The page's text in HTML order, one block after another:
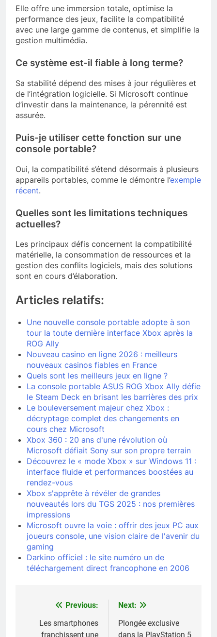
Elle offre une immersion totale, optimise la
performance des jeux, facilite la compatibilité
avec une large gamme de contenus, et simplifie la
gestion multimédia.
Ce système est-il fiable à long terme?
Sa stabilité dépend des mises à jour régulières et
de l’intégration logicielle. Si Microsoft continue
d’investir dans la maintenance, la pérennité est
assurée.
Puis-je utiliser cette fonction sur une
console portable?
Oui, la compatibilité s’étend désormais à plusieurs
appareils portables, comme le démontre l’exemple
récent.
Quelles sont les limitations techniques
actuelles?
Les principaux défis concernent la compatibilité
matérielle, la consommation de ressources et la
gestion des conflits logiciels, mais des solutions
sont en cours d’élaboration.
Articles relatifs:
Une nouvelle console portable adopte à son
tour la toute dernière interface Xbox après la
ROG Ally
Nouveau casino en ligne 2026 : meilleurs
nouveaux casinos fiables en France
Quels sont les meilleurs jeux en ligne ?
La console portable ASUS ROG Xbox Ally défie
le Steam Deck en brisant les barrières des prix
Le bouleversement majeur chez Xbox :
décryptage complet des changements en
cours chez Microsoft
Xbox 360 : 20 ans d'une révolution où
Microsoft défiait Sony sur son propre terrain
Découvrez le « mode Xbox » sur Windows 11 :
interface fluide et performances boostées au
rendez-vous
Xbox s'apprête à révéler de grandes
nouveautés lors du TGS 2025 : nos premières
impressions
Microsoft ouvre la voie : offrir des jeux PC aux
joueurs console, une vision claire de l'avenir du
gaming
Darkino officiel : le site numéro un de
téléchargement direct francophone en 2006
NavigationPrevious:
Les smartphones
franchissent une
Next:
Plongée exclusive
dans la PlayStation 5